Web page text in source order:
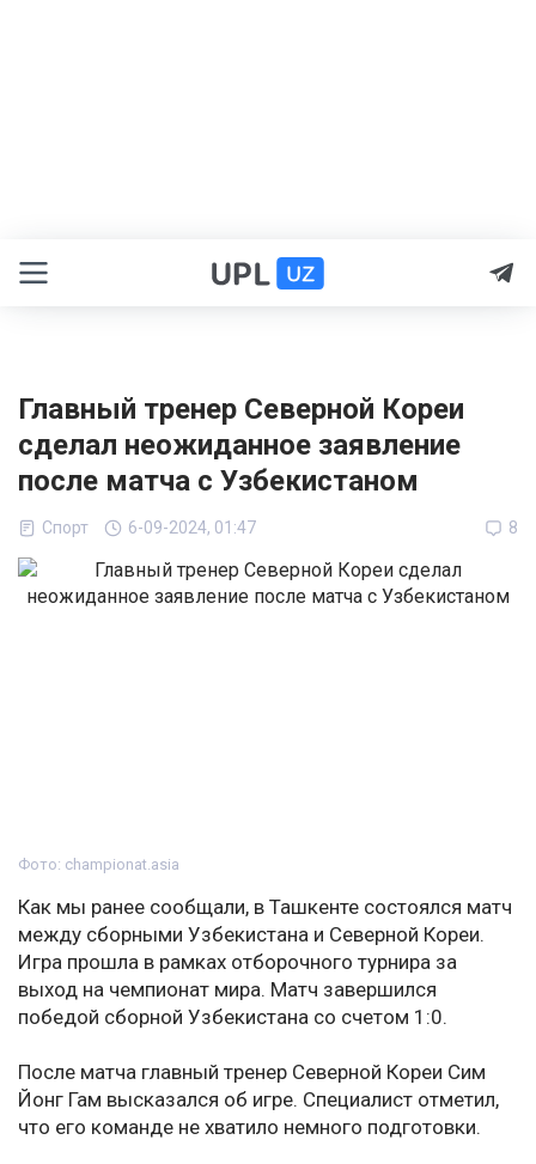
Главный тренер Северной Кореи
сделал неожиданное заявление
после матча с Узбекистаном
Спорт 6-09-2024, 01:47 8
Фото: championat.asia
Как мы ранее сообщали, в Ташкенте состоялся матч
между сборными Узбекистана и Северной Кореи.
Игра прошла в рамках отборочного турнира за
выход на чемпионат мира. Матч завершился
победой сборной Узбекистана со счетом 1:0.
После матча главный тренер Северной Кореи Сим
Йонг Гам высказался об игре. Специалист отметил,
что его команде не хватило немного подготовки.